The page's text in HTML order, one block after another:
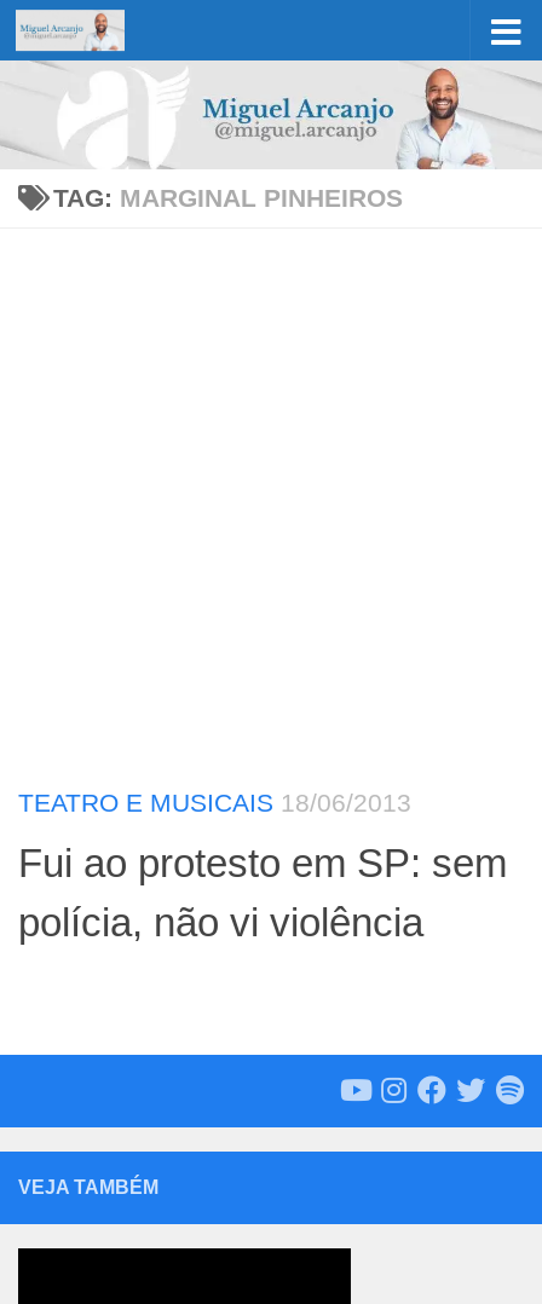
Skip to content
TAG: MARGINAL PINHEIROS
TEATRO E MUSICAIS 18/06/2013
Fui ao protesto em SP: sem
polícia, não vi violência
VEJA TAMBÉM